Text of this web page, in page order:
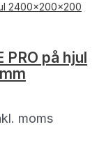
på hjul
moms